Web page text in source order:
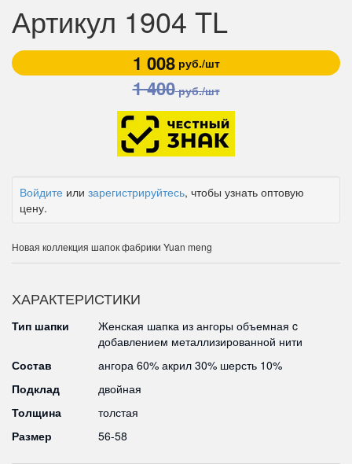
Артикул 1904 TL
1 008руб./шт
1 400руб./шт
Войдите или зарегистрируйтесь, чтобы узнать оптовую
цену.
Новая коллекция шапок фабрики Yuan meng
ХАРАКТЕРИСТИКИ
Тип шапки
Женская шапка из ангоры объемная c
добавлением металлизированной нити
Состав
ангора 60% акрил 30% шерсть 10%
Подклад
двойная
Толщина
толстая
Размер
56-58